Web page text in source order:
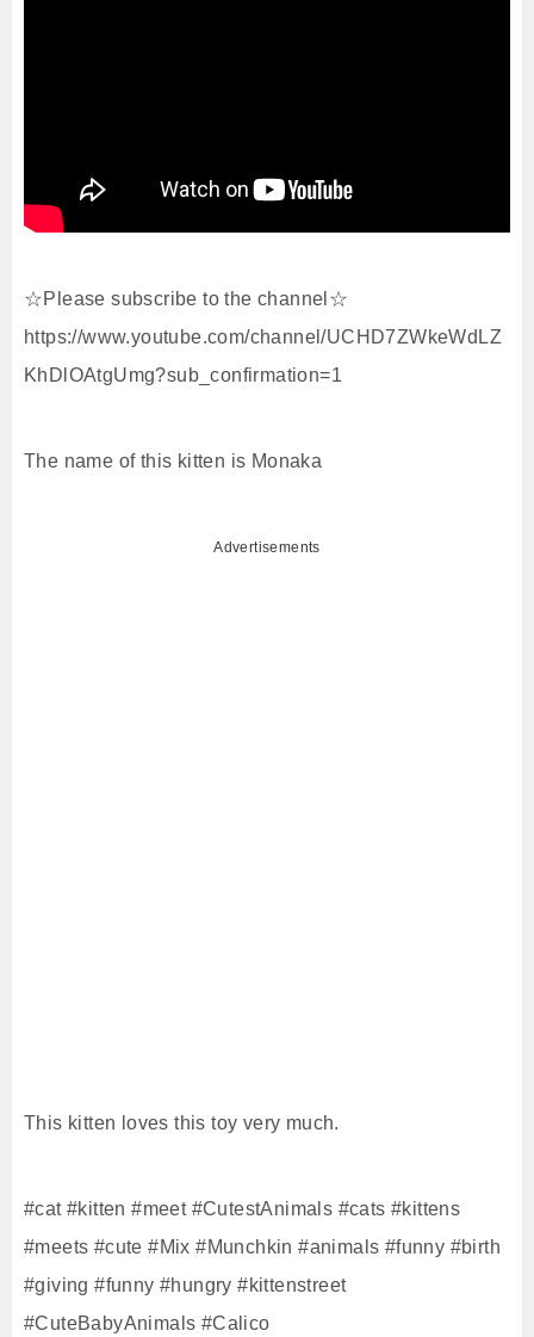
☆Please subscribe to the channel☆
https://www.youtube.com/channel/UCHD7ZWkeWdLZ
KhDlOAtgUmg?sub_confirmation=1
The name of this kitten is Monaka
Advertisements
This kitten loves this toy very much.
#cat​ #kitten #meet​ #CutestAnimals #cats​ #kittens​​
#meets​ #cute #Mix​ #Munchkin​ #animals​ #funny​ #birth​
#giving​ #funny​​ #hungry #kittenstreet
#CuteBabyAnimals #Calico